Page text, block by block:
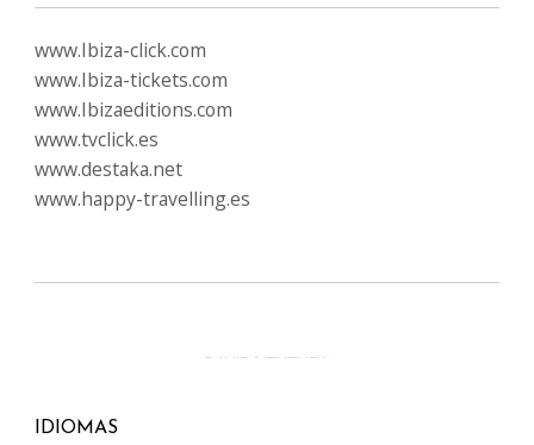
www.Ibiza-click.com
www.Ibiza-tickets.com
www.Ibizaeditions.com
www.tvclick.es
www.destaka.net
www.happy-travelling.es
IDIOMAS